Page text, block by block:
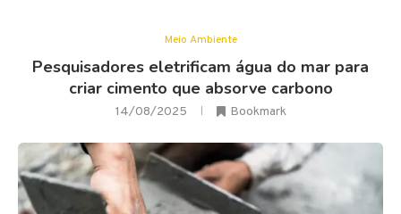
Meio Ambiente
Pesquisadores eletrificam água do mar para
criar cimento que absorve carbono
14/08/2025 Bookmark